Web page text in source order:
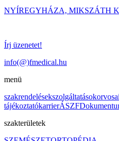
NYÍREGYHÁZA, MIKSZÁTH
Írj üzenetet!
info(@)fmedical.hu
menü
szakrendelésekszolgáltatások
tájékoztatókarrierÁSZF
szakterületek